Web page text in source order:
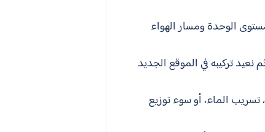
الوحدة ومسار الهواء
تركيبه في الموقع الجديد
تسريب الماء، أو سوء توزيع